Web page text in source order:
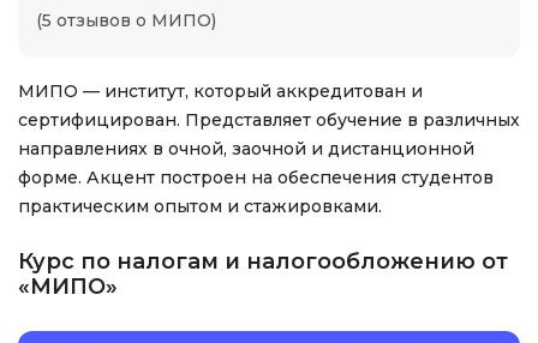
(5 отзывов о МИПО)
МИПО — институт, который аккредитован и
сертифицирован. Представляет обучение в различных
направлениях в очной, заочной и дистанционной
форме. Акцент построен на обеспечения студентов
практическим опытом и стажировками.
Курс по налогам и налогообложению от
«МИПО»